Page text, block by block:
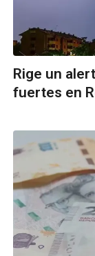
Rige un
fuertes en